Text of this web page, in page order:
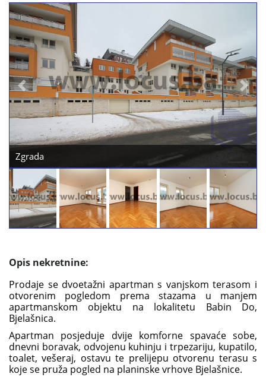
Dnevni-boravak-sl1
Previous Next
Opis nekretnine:
Prodaje se dvoetažni apartman s vanjskom terasom i
otvorenim pogledom prema stazama u manjem
apartmanskom objektu na lokalitetu Babin Do,
Bjelašnica.
Apartman posjeduje dvije komforne spavaće sobe,
dnevni boravak, odvojenu kuhinju i trpezariju, kupatilo,
toalet, vešeraj, ostavu te prelijepu otvorenu terasu s
koje se pruža pogled na planinske vrhove Bjelašnice.